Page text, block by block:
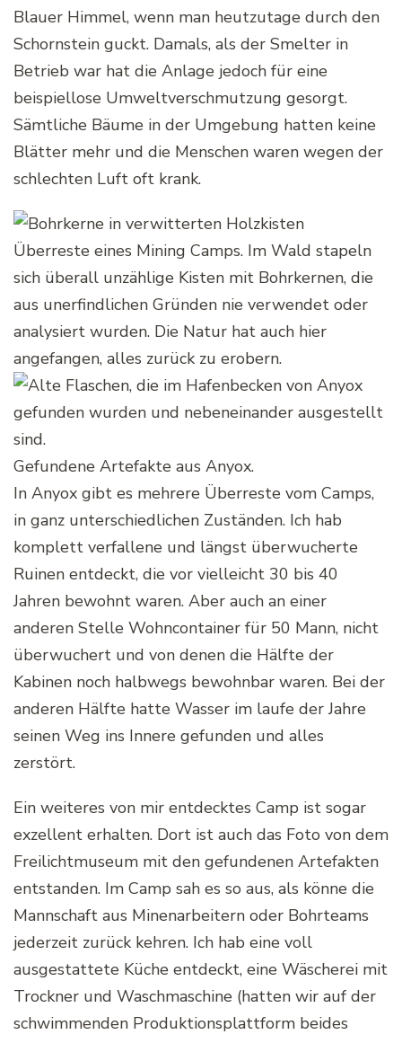
Blauer Himmel, wenn man heutzutage durch den
Schornstein guckt. Damals, als der Smelter in
Betrieb war hat die Anlage jedoch für eine
beispiellose Umweltverschmutzung gesorgt.
Sämtliche Bäume in der Umgebung hatten keine
Blätter mehr und die Menschen waren wegen der
schlechten Luft oft krank.
Überreste eines Mining Camps. Im Wald stapeln
sich überall unzählige Kisten mit Bohrkernen, die
aus unerfindlichen Gründen nie verwendet oder
analysiert wurden. Die Natur hat auch hier
angefangen, alles zurück zu erobern.
Gefundene Artefakte aus Anyox.
In Anyox gibt es mehrere Überreste vom Camps,
in ganz unterschiedlichen Zuständen. Ich hab
komplett verfallene und längst überwucherte
Ruinen entdeckt, die vor vielleicht 30 bis 40
Jahren bewohnt waren. Aber auch an einer
anderen Stelle Wohncontainer für 50 Mann, nicht
überwuchert und von denen die Hälfte der
Kabinen noch halbwegs bewohnbar waren. Bei der
anderen Hälfte hatte Wasser im laufe der Jahre
seinen Weg ins Innere gefunden und alles
zerstört.
Ein weiteres von mir entdecktes Camp ist sogar
exzellent erhalten. Dort ist auch das Foto von dem
Freilichtmuseum mit den gefundenen Artefakten
entstanden. Im Camp sah es so aus, als könne die
Mannschaft aus Minenarbeitern oder Bohrteams
jederzeit zurück kehren. Ich hab eine voll
ausgestattete Küche entdeckt, eine Wäscherei mit
Trockner und Waschmaschine (hatten wir auf der
schwimmenden Produktionsplattform beides